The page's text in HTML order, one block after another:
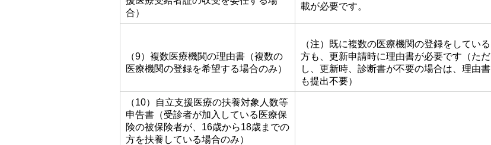
合）
載が必要です。
（9）複数医療機関の理由書（複数の
医療機関の登録を希望する場合のみ）
（注）既に複数の医療機関の登録をしている
方も、更新申請時に理由書が必要です（ただ
し、更新時、診断書が不要の場合は、理由書
も提出不要）
（10）自立支援医療の扶養対象人数等
申告書（受診者が加入している医療保
険の被保険者が、16歳から18歳までの
方を扶養している場合のみ）